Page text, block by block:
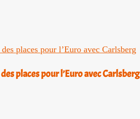
places pour l’Euro avec Carlsberg